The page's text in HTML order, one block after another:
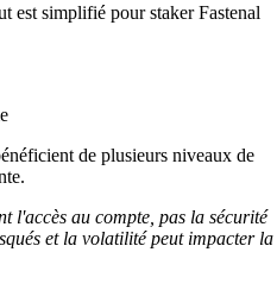
est simplifié pour staker Fastenal
de plusieurs niveaux de
l'accès au compte, pas la sécurité
et la volatilité peut impacter la